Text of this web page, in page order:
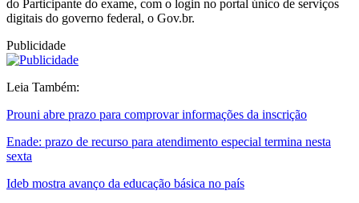
do Participante do exame, com o login no portal único de serviços
digitais do governo federal, o Gov.br.
Publicidade
Leia Também:
Prouni abre prazo para comprovar informações da inscrição
Enade: prazo de recurso para atendimento especial termina nesta
sexta
Ideb mostra avanço da educação básica no país